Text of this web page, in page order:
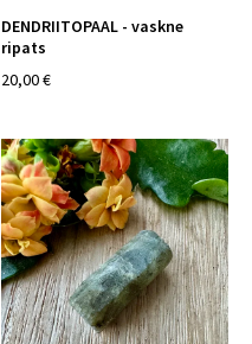
DENDRIITOPAAL - vaskne
ripats
20,00 €